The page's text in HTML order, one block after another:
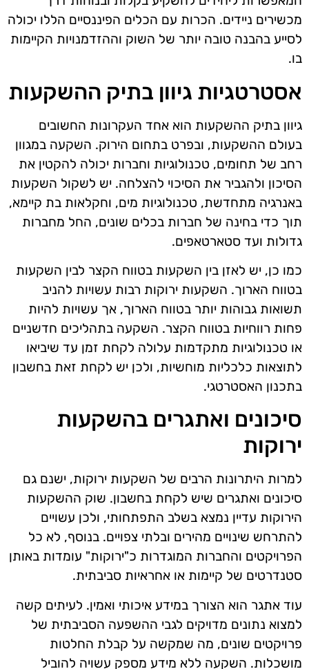
מכשירים ניידים. הכרות עם הכלים הפיננסיים הללו יכולה
לסייע בהבנה טובה יותר של השוק וההזדמנויות הקיימות
בו.
אסטרטגיות גיוון בתיק ההשקעות
גיוון בתיק ההשקעות הוא אחד העקרונות החשובים
בעולם ההשקעות, ובפרט בתחום הירוק. השקעה במגוון
רחב של תחומים, טכנולוגיות וחברות יכולה להקטין את
הסיכון ולהגביר את הסיכוי להצלחה. יש לשקול השקעות
באנרגיה מתחדשת, טכנולוגיות מים, וחקלאות בת קיימא,
תוך כדי בחינה של חברות בכלים שונים, החל מחברות
גדולות ועד סטארטאפים.
כמו כן, יש לאזן בין השקעות בטווח הקצר לבין השקעות
בטווח הארוך. השקעות ירוקות רבות עשויות להניב
תשואות גבוהות יותר בטווח הארוך, אך עשויות להיות
פחות רווחיות בטווח הקצר. השקעה בתהליכים חדשניים
או טכנולוגיות מתקדמות עלולה לקחת זמן עד שיביאו
לתוצאות כלכליות מוחשיות, ולכן יש לקחת זאת בחשבון
בתכנון האסטרטגי.
סיכונים ואתגרים בהשקעות
ירוקות
למרות היתרונות הרבים של השקעות ירוקות, ישנם גם
סיכונים ואתגרים שיש לקחת בחשבון. שוק ההשקעות
הירוקות עדיין נמצא בשלב התפתחותי, ולכן עשויים
להתרחש שינויים מהירים ובלתי צפויים. בנוסף, לא כל
הפרויקטים והחברות המוגדרות כ"ירוקות" עומדות באותן
סטנדרטים של קיימות או אחראיות סביבתית.
עוד אתגר הוא הצורך במידע איכותי ואמין. לעיתים קשה
למצוא נתונים מדויקים לגבי ההשפעה הסביבתית של
פרויקטים שונים, מה שמקשה על קבלת החלטות
מושכלות. השקעה ללא מידע מספק עשויה להוביל